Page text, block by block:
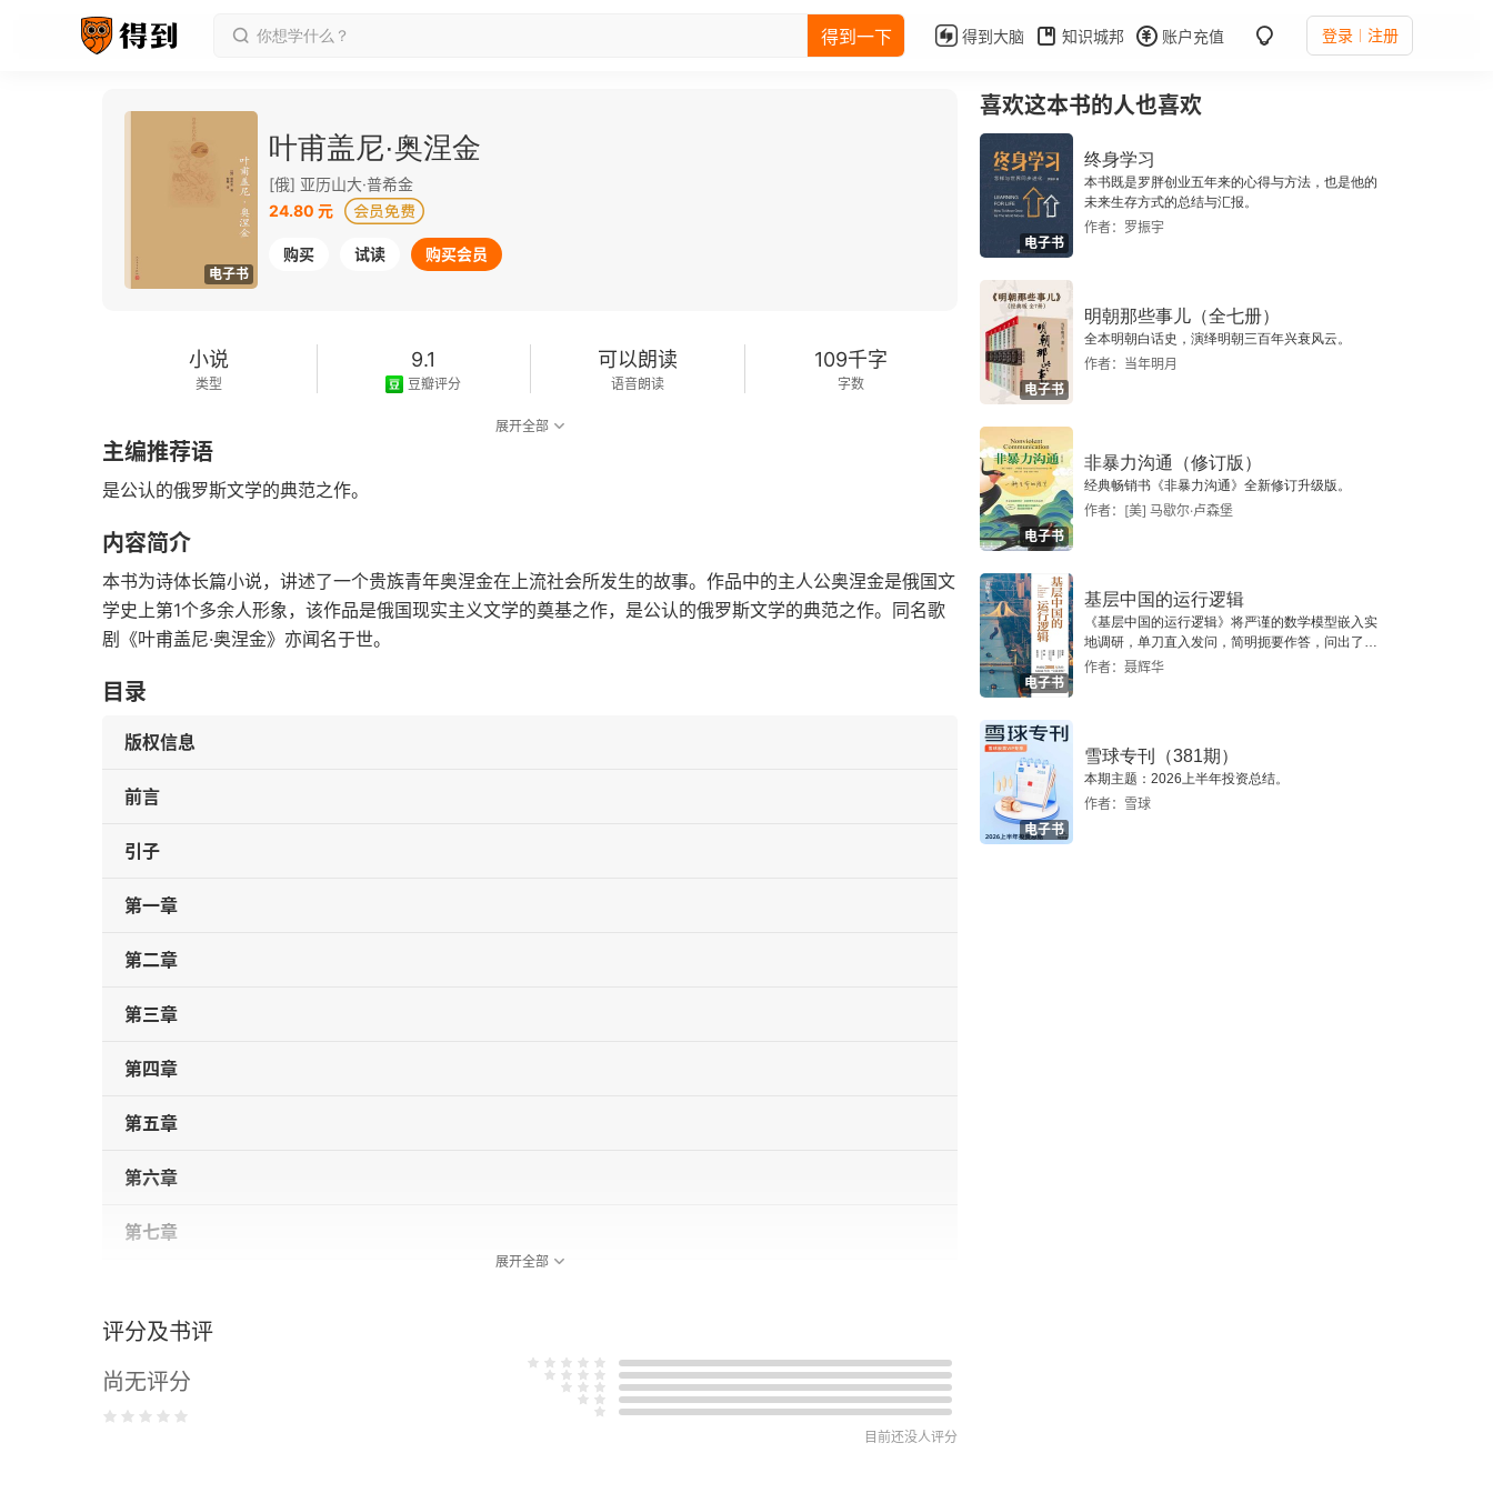
得到一下 得到大脑 知识城邦 账户充值 登录 注册
电子书
叶甫盖尼·奥涅金
[俄] 亚历山大·普希金
24.80 元
购买 试读 购买会员
小说
类型
9.1
豆瓣评分
可以朗读
语音朗读
109千字
字数
发行日期
展开全部
主编推荐语
是公认的俄罗斯文学的典范之作。
内容简介
本书为诗体长篇小说，讲述了一个贵族青年奥涅金在上流社会所发生的故事。作品中的主人公奥涅金是俄国文
学史上第1个多余人形象，该作品是俄国现实主义文学的奠基之作，是公认的俄罗斯文学的典范之作。同名歌
剧《叶甫盖尼·奥涅金》亦闻名于世。
目录
版权信息
前言
引子
第一章
第二章
第三章
第四章
第五章
第六章
第七章
《叶甫盖尼·奥涅金》注释
奥涅金的旅行片断
展开全部
评分及书评
尚无评分
目前还没人评分
喜欢这本书的人也喜欢
电子书
终身学习
本书既是罗胖创业五年来的心得与方法，也是他的
未来生存方式的总结与汇报。
作者：罗振宇
电子书
明朝那些事儿（全七册）
全本明朝白话史，演绎明朝三百年兴衰风云。
作者：当年明月
电子书
非暴力沟通（修订版）
经典畅销书《非暴力沟通》全新修订升级版。
作者：[美] 马歇尔·卢森堡
电子书
基层中国的运行逻辑
《基层中国的运行逻辑》将严谨的数学模型嵌入实
地调研，单刀直入发问，简明扼要作答，问出了一
个真实切近的基层中国。
作者：聂辉华
电子书
雪球专刊（381期）
本期主题：2026上半年投资总结。
作者：雪球